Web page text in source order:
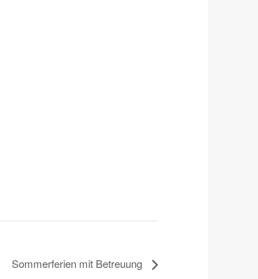
Sommerferien mit Betreuung